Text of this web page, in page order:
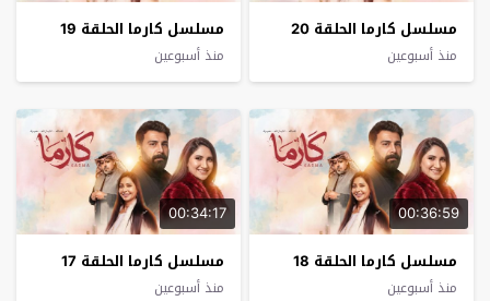
مسلسل كارما الحلقة 20
منذ أسبوعين
مسلسل كارما الحلقة 19
منذ أسبوعين
00:36:59
مسلسل كارما الحلقة 18
منذ أسبوعين
00:34:17
مسلسل كارما الحلقة 17
منذ أسبوعين